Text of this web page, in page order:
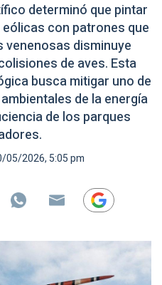
determinó que pintar
con patrones que
venenosas disminuye
de aves. Esta
busca mitigar uno de
de la energía
de los parques
05/2026, 5:05 pm